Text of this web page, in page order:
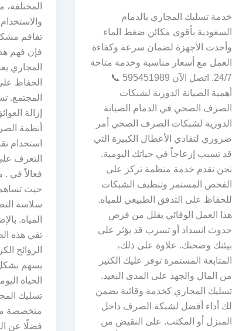
خدمة تسليك المجاري بالدمام
السعودية بأقوى مكائن ضغط الماء
وأحدث الأجهزة لضمان سرعة وكفاءة
العمل مع أسعار مناسبة وخدمة متاحة
24/7. اتصل الآن 595451989 📞
أهمية الصيانة الدورية لشبكات
الصرف الصحي في الدمام الصيانة
الدورية لشبكات الصرف الصحي أمر
ضروري لتفادي الأعطال الكبيرة التي
قد تسبب إزعاجاً في حياتك اليومية.
نحن نقدم خدمة منظمة تركز على
الفحص المستمر وتنظيف الشبكات
للحفاظ على التدفق الطبيعي للمياه.
هذا العمل الوقائي يقلل من فرص
حدوث انسداد أو تسرب قد يؤثر على
بيئتك وصحتك. علاوة على ذلك،
المتابعة المستمرة توفر عليك الكثير
من المال والجهد على المدى البعيد.
تسليك المجاري كخدمة وقائية يضمن
لك أداء أفضل لشبكة الصرف داخل
المنزل أو المكتب. على النقيض من
المختلفة،
تفاقم
فإن فهم
المجاري
الحفاظ
المجتمع.
إزالة
أنظمة
استخدام
التعرف
فعالاً في .
حيث
سلاسة
المياه.
تقي هذه
الروائح
يسهم
الحياة
تسليك
متخصصة
فضلًا عن